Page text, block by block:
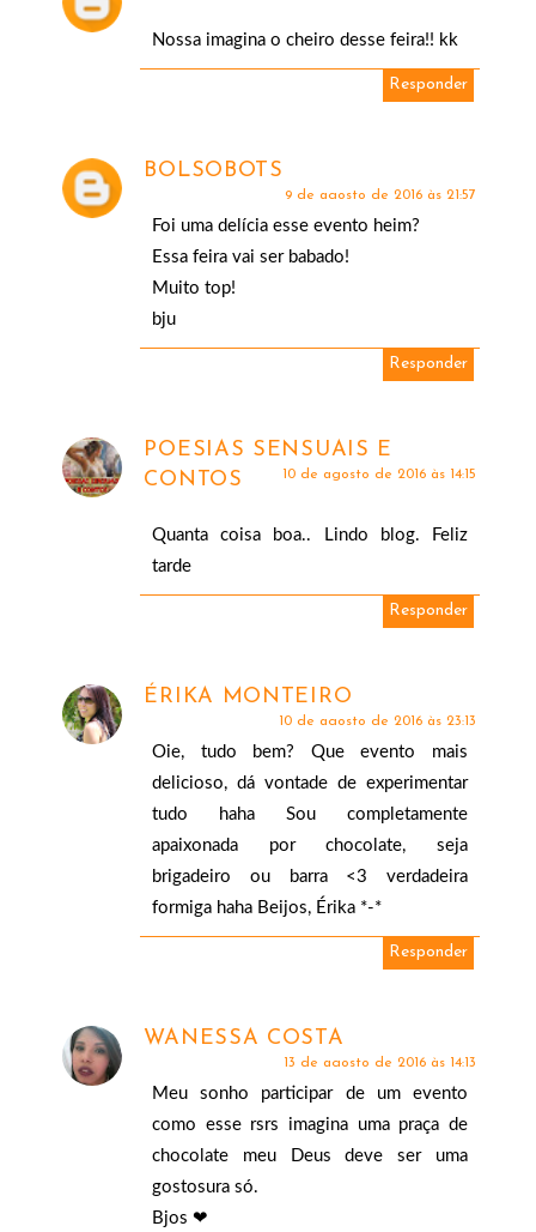
Nossa imagina o cheiro desse feira!! kk
Responder
BOLSOBOTS
9 de agosto de 2016 às 21:57
Foi uma delícia esse evento heim?
Essa feira vai ser babado!
Muito top!
bju
Responder
POESIAS SENSUAIS E
CONTOS
10 de agosto de 2016 às 14:15
Quanta coisa boa.. Lindo blog. Feliz
tarde
Responder
ÉRIKA MONTEIRO
10 de agosto de 2016 às 23:13
Oie, tudo bem? Que evento mais
delicioso, dá vontade de experimentar
tudo haha Sou completamente
apaixonada por chocolate, seja
brigadeiro ou barra <3 verdadeira
formiga haha Beijos, Érika *-*
Responder
WANESSA COSTA
13 de agosto de 2016 às 14:13
Meu sonho participar de um evento
como esse rsrs imagina uma praça de
chocolate meu Deus deve ser uma
gostosura só.
Bjos ❤